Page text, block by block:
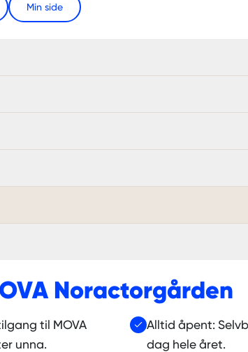
Min side
Noractorgården
til MOVA
unna.
Alltid åpent:
dag hele året.